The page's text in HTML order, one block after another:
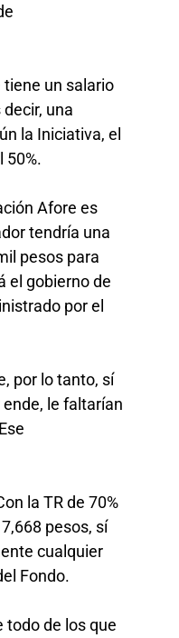
un salario
una
la Iniciativa, el
50%.
Afore es
tendría una
pesos para
el gobierno de
por el
por lo tanto, sí
le faltarían
la TR de 70%
pesos, sí
cualquier
Fondo.
todo de los que